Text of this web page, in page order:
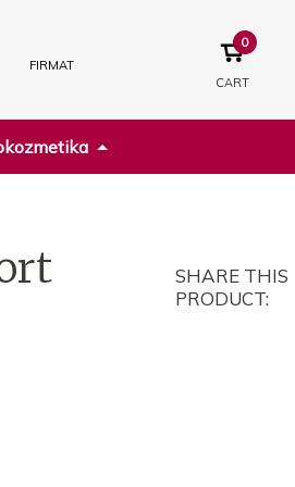
FIRMAT
CART
0
SHARE THIS
PRODUCT: